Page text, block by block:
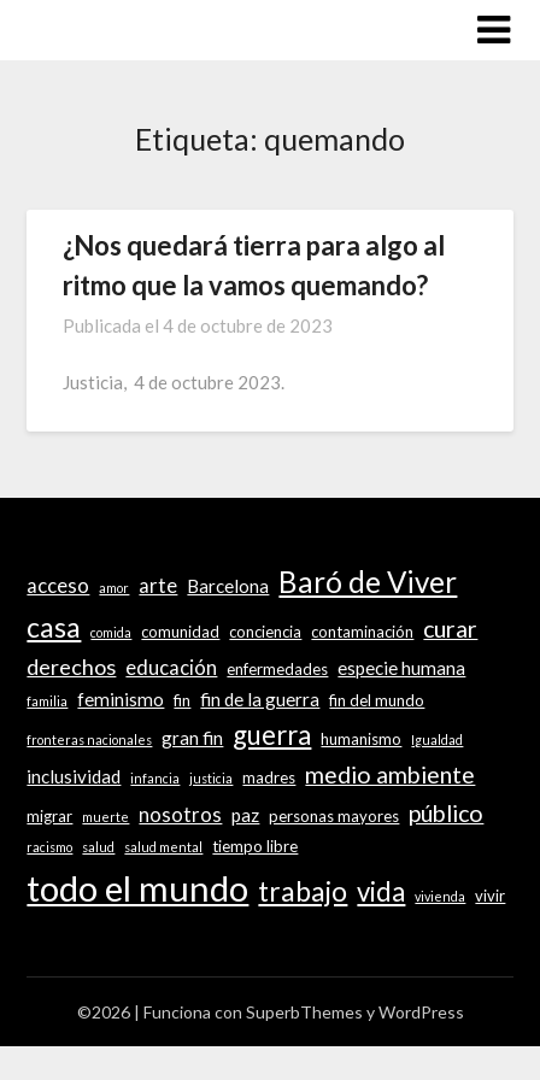
Etiqueta: quemando
¿Nos quedará tierra para algo al
ritmo que la vamos quemando?
Publicada el4 de octubre de 2023
Justicia, 4 de octubre 2023.
acceso amor arte Barcelona Baró de Viver
casa comida comunidad conciencia contaminación curar
derechos educación enfermedades especie humana
familia feminismo fin fin de la guerra fin del mundo
fronteras nacionales gran fin guerra humanismo Igualdad
inclusividad infancia justicia madres medio ambiente
migrar muerte nosotros paz personas mayores público
racismo salud salud mental tiempo libre
todo el mundo trabajo vida vivienda vivir
©2026 | Funciona con SuperbThemes y WordPress